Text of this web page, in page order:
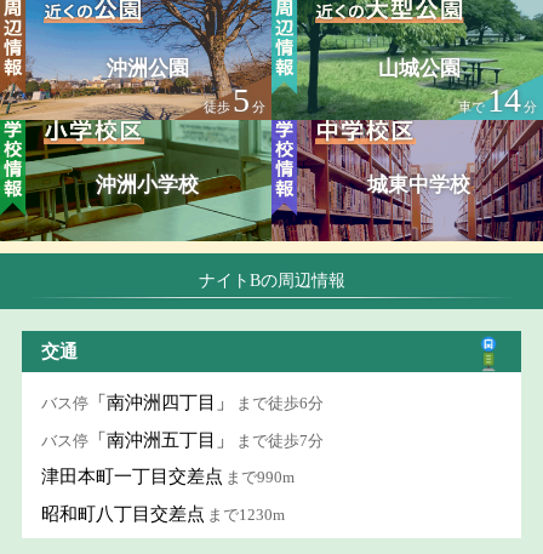
沖洲公園
徒歩5 分
山城公園
車で14分
沖洲小学校 城東中学校
ナイトBの周辺情報
交通
バス停 「南沖洲四丁目」 まで徒歩6分
バス停 「南沖洲五丁目」 まで徒歩7分
津田本町一丁目交差点 まで990m
昭和町八丁目交差点 まで1230m